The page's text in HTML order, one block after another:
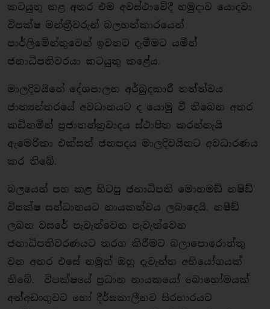
කටයුතු කළ අතර එම අවස්ථාවේදී හමුදාව යොදවා
විපක්ෂ මන්ත්‍රීවරුන් බලහත්කාරයෙන්
පාර්ලිමේන්තුවෙන් ඉවතට දැමීමට යමීන්
ජනාධිපතිවරයා කටයුතු කළේය.
මාලදිවයිනේ දේශපාලන අර්බුදකාරී තත්ත්වය
ජාත්‍යන්තරයේ අවධානයට ද යොමු වී තිබෙන අතර
කඩිනමින් ප්‍රජාතන්ත්‍රවාදය ස්ථාපිත කරන්නැයි
ඇමෙරිකා එක්සත් ජනපදය මාලදිවයිනට අවධාරණය
කර තිබේ.
බලයෙන් පහ කළ හිටපු ජනාධිපති මොහමඞ් නෂීඞ්
විපක්ෂ සන්ධානයට නායකත්වය ලබාදෙයි. නෂීඞ්
ලබන වසරේ පැවැත්වෙන පැවැත්වෙන
ජනාධිපතිවරණයට තරග කිරීමට බලාපොරොත්තු
වන අතර එසේ නමුත් ඔහු දැවැන්ත අභියෝගයක්
තිබේ. විපක්ෂයේ ප්‍රධාන නායකයෝ බොහෝමයක්
අත්අඩංගුවට හෝ දීර්ඝකාලීනව සිරභාරයට